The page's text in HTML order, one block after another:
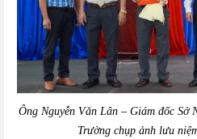
Ông Nguyễn Văn Lân – Giám đốc Sở
Trường chụp ảnh lưu